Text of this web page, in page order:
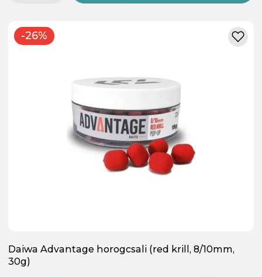
-26%
Daiwa Advantage horogcsali (red krill, 8/10mm,
30g)